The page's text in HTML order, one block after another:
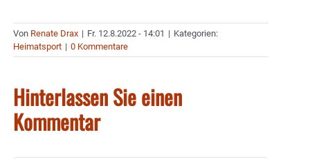
Von Renate Drax | Fr. 12.8.2022 - 14:01 | Kategorien:
Heimatsport | 0 Kommentare
Hinterlassen Sie einen
Kommentar